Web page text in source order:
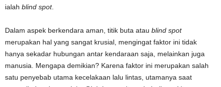
ialah blind spot.
Dalam aspek berkendara aman, titik buta atau blind spot
merupakan hal yang sangat krusial, mengingat faktor ini tidak
hanya sekadar hubungan antar kendaraan saja, melainkan juga
manusia. Mengapa demikian? Karena faktor ini merupakan salah
satu penyebab utama kecelakaan lalu lintas, utamanya saat